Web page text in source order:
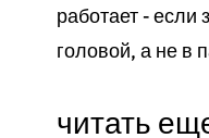
работает - если
головой, а не в
читать